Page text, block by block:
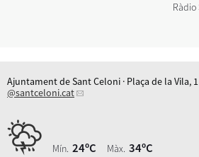
Ràdio
Ajuntament de Sant Celoni · Plaça de la Vila, 1
@santceloni.cat
Mín. 24ºC Màx. 34ºC